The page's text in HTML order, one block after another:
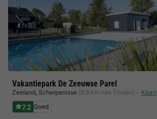
Vakantiepark De Zeeuwse Parel
Zeeland, Scherpenisse (9,8 km van Tholen) Kaart
7.2 Goed